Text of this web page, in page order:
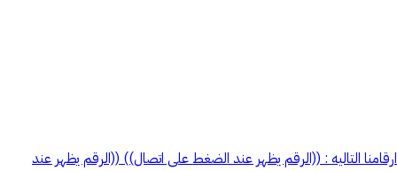
التاليه : ((الرقم يظهر عند الضغط على اتصال)) ((الرقم يظهر عند